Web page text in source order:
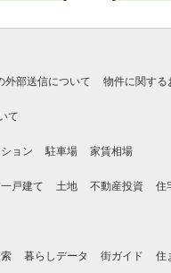
外部送信について 物件に関する
て
ョン 駐車場 家賃相場
戸建て 土地 不動産投資 住
暮らしデータ 街ガイド 住